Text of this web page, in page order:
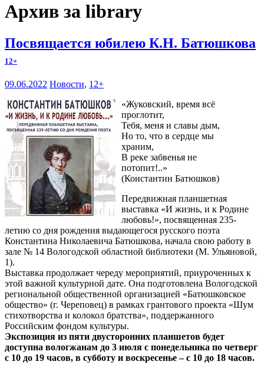
Архив за library
Посвящается юбилею К.Н. Батюшкова
12+
09.06.2022 Новости, 12+
«Жуковский, время всё
проглотит,
Тебя, меня и славы дым,
Но то, что в сердце мы
храним,
В реке забвенья не
потопит!..»
(Константин Батюшков)
Передвижная планшетная
выставка «И жизнь, и к Родине
любовь!», посвященная 235-
летию со дня рождения выдающегося русского поэта
Константина Николаевича Батюшкова, начала свою работу в
зале № 14 Вологодской областной библиотеки (М. Ульяновой,
1).
Выставка продолжает череду мероприятий, приуроченных к
этой важной культурной дате. Она подготовлена Вологодской
региональной общественной организацией «Батюшковское
общество» (г. Череповец) в рамках грантового проекта «Шум
стихотворства и колокол братства», поддержанного
Российским фондом культуры.
Экспозиция из пяти двусторонних планшетов будет
доступна вологжанам до 3 июля с понедельника по четверг
с 10 до 19 часов, в субботу и воскресенье – с 10 до 18 часов.